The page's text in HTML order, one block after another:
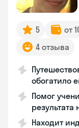
5 от
4 отзыва
обогатило
Помог
результата
Находит